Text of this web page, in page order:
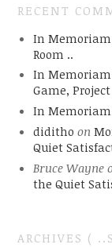
RECENT
In
Room ..
In
Game,
In
diditho on
Quiet
Bruce Wayne
the Quiet
ARCHIVES (